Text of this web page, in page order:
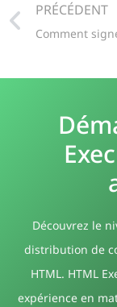
PRÉCÉDENT
Découvrez le
distribution de
HTML. HTML
expérience en